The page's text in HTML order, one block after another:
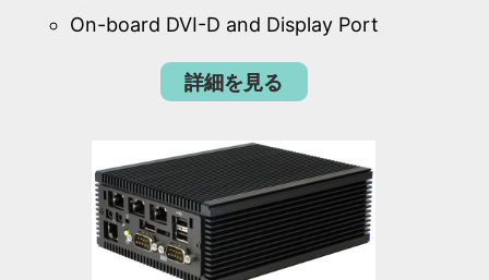
On-board DVI-D and Display Port
詳細を見る